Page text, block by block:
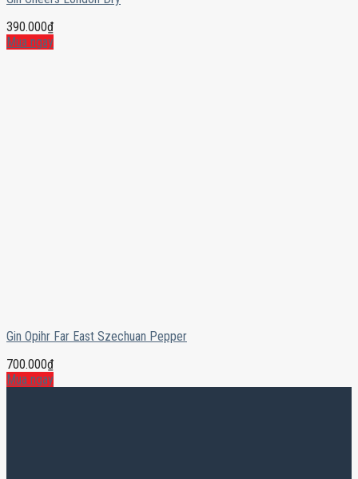
390.000₫
Mua ngay
Gin Opihr Far East Szechuan Pepper
700.000₫
Mua ngay